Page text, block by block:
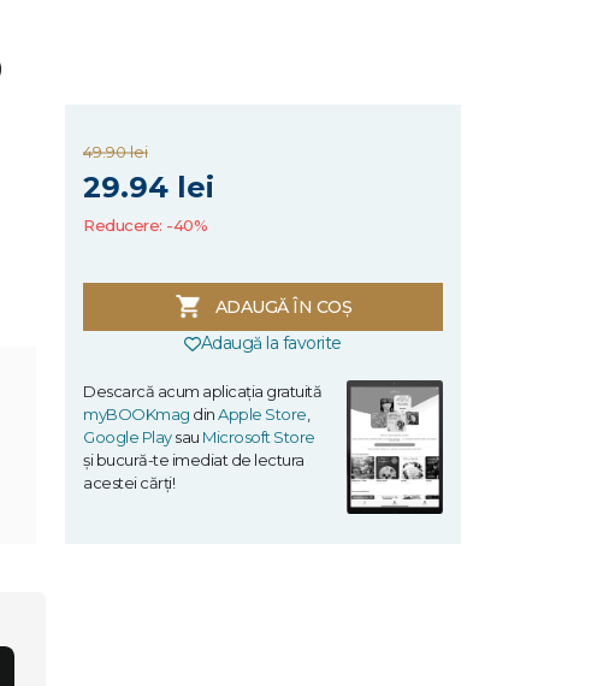
49.90 lei
29.94 lei
Reducere: -40%
ADAUGĂ ÎN COȘ
Adaugă la favorite
Descarcă acum aplicația gratuită
myBOOKmag dinApple Store
Google Playsau Microsoft Store
și bucură-te imediat de lectura
acestei cărți!